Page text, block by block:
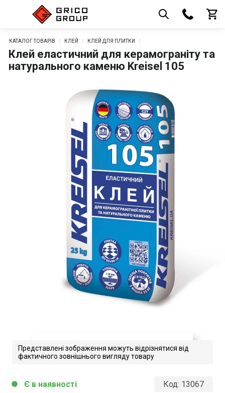
КАТАЛОГ ТОВАРІВ КЛЕЙ КЛЕЙ ДЛЯ ПЛИТКИ
Клей еластичний для керамограніту та
натурального каменю Kreisel 105
Представлені зображення можуть відрізнятися від
фактичного зовнішнього вигляду товару
Код: 13067
circle Є в наявності